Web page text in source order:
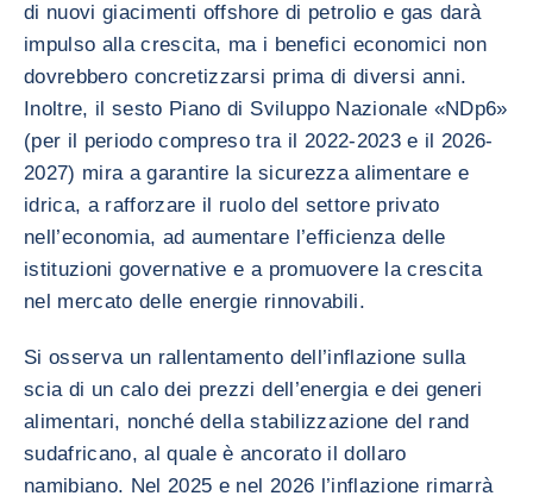
di nuovi giacimenti offshore di petrolio e gas darà
impulso alla crescita, ma i benefici economici non
dovrebbero concretizzarsi prima di diversi anni.
Inoltre, il sesto Piano di Sviluppo Nazionale «NDp6»
(per il periodo compreso tra il 2022-2023 e il 2026-
2027) mira a garantire la sicurezza alimentare e
idrica, a rafforzare il ruolo del settore privato
nell’economia, ad aumentare l’efficienza delle
istituzioni governative e a promuovere la crescita
nel mercato delle energie rinnovabili.
Si osserva un rallentamento dell’inflazione sulla
scia di un calo dei prezzi dell’energia e dei generi
alimentari, nonché della stabilizzazione del rand
sudafricano, al quale è ancorato il dollaro
namibiano. Nel 2025 e nel 2026 l’inflazione rimarrà